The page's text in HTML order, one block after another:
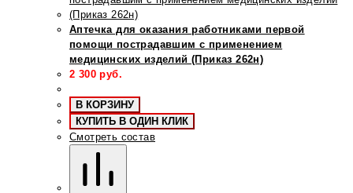
Аптечка для оказания работниками первой
помощи пострадавшим с применением
медицинских изделий (Приказ 262н)
2 300 руб.
В КОРЗИНУ
КУПИТЬ В ОДИН КЛИК
Смотреть состав